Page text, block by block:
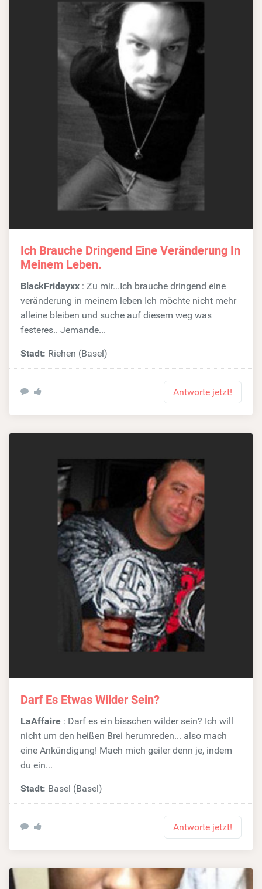
Ich Brauche Dringend Eine Veränderung In
Meinem Leben.
BlackFridayxx : Zu mir...Ich brauche dringend eine
veränderung in meinem leben Ich möchte nicht mehr
alleine bleiben und suche auf diesem weg was
festeres.. Jemande...
Stadt: Riehen (Basel)
Antworte jetzt!
Darf Es Etwas Wilder Sein?
LaAffaire : Darf es ein bisschen wilder sein? Ich will
nicht um den heißen Brei herumreden... also mach
eine Ankündigung! Mach mich geiler denn je, indem
du ein...
Stadt: Basel (Basel)
Antworte jetzt!